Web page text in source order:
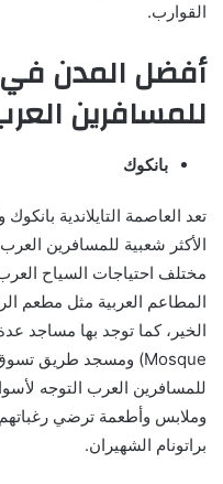
القوارب.
أفضل المدن في
للمسافرين
بانكوك
تعد العاصمة التايلاندية
الأكثر شعبية للمسافرين
مختلف احتياجات السياح
المطاعم العربية مثل مطعم
للمسافرين العرب التوجه
براتونام الشهيران.